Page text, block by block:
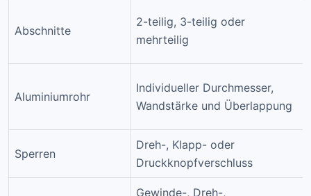
Abschnitte
2-teilig, 3-teilig oder
mehrteilig
Aluminiumrohr
Individueller Durchmesser,
Wandstärke und Überlappung
Sperren
Dreh-, Klapp- oder
Druckknopfverschluss
Gewinde-, Dreh-,